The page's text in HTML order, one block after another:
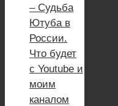
– Судьба
Ютуба в
России.
Что будет
с Youtube и
моим
каналом